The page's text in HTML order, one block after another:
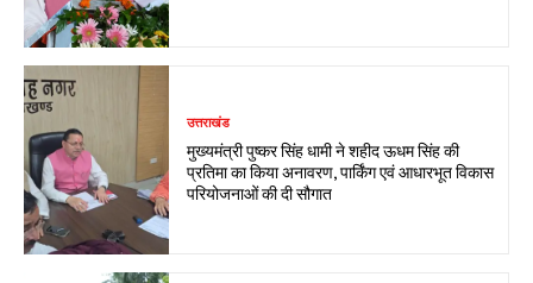
उत्तराखंड
मुख्यमंत्री पुष्कर सिंह धामी ने शहीद ऊधम सिंह की
प्रतिमा का किया अनावरण, पार्किंग एवं आधारभूत विकास
परियोजनाओं की दी सौगात